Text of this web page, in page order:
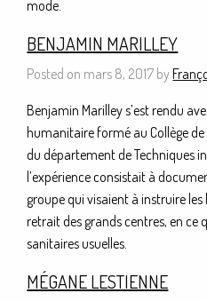
mode.
BENJAMIN MARILLEY
Posted on mars 8, 2017 by
Benjamin Marilley s’est rendu
humanitaire formé au Collège
du département de Techniques
l’expérience consistait à
groupe qui visaient à instruire
retrait des grands centres, en ce
sanitaires usuelles.
MÉGANE LESTIENNE